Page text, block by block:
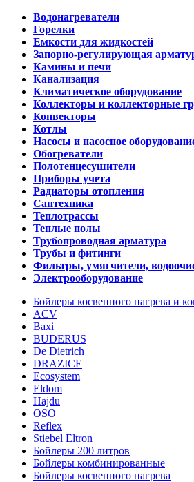
Водонагреватели
Горелки
Емкости для жидкостей
Запорно-регулирующая
Камины и печи
Канализация
Климатическое оборудование
Коллекторы и коллекторные
Конвекторы
Котлы
Насосы и насосное
Обогреватели
Полотенцесушители
Приборы учета
Радиаторы отопления
Сантехника
Теплотрассы
Теплые полы
Трубопроводная арматура
Трубы и фитинги
Фильтры, умягчители,
Электрооборудование
Бойлеры косвенного нагрева и
ACV
Baxi
BUDERUS
De Dietrich
DRAZICE
Ecosystem
Eldom
Hajdu
OSO
Reflex
Stiebel Eltron
Бойлеры 200 литров
Бойлеры комбинированные
Бойлеры косвенного нагрева